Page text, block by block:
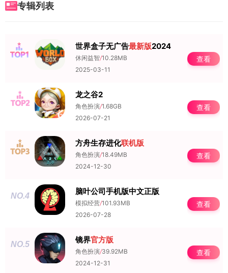
专辑列表
NO.1 世界盒子无广告最新版2024
休闲益智/10.28MB
2025-03-11
查看
NO.2 龙之谷2
角色扮演/1.68GB
2026-07-21
查看
NO.3 方舟生存进化联机版
角色扮演/18.49MB
2024-12-30
查看
NO.4 脑叶公司手机版中文正版
模拟经营/101.93MB
2026-07-28
查看
NO.5 镜界官方版
角色扮演/39.92MB
2024-12-31
查看